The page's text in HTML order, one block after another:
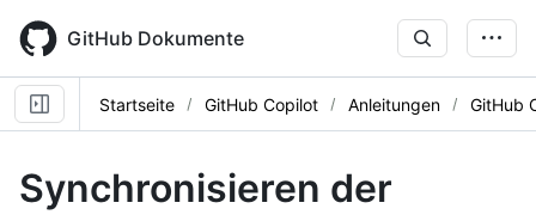
main
content
GitHub Dokumente
Startseite GitHub Copilot Anleitungen GitHub
Synchronisieren der